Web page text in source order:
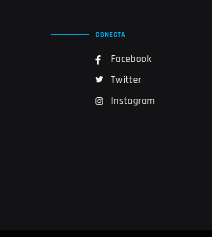
CONECTA
Facebook
Twitter
Instagram